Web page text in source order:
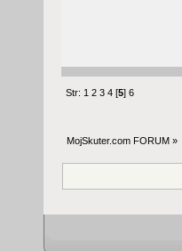
Str: 1 2 3 4 [5]6
MojSkuter.com FORUM »